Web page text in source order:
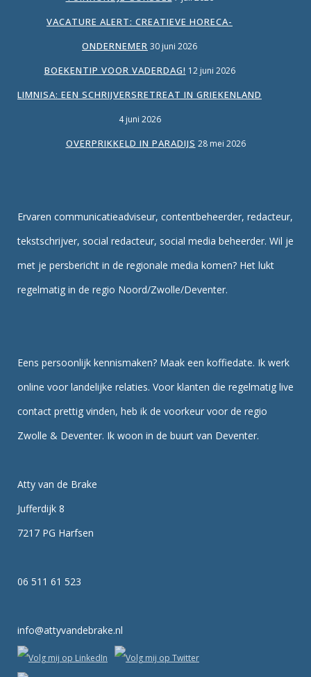
VACATURE ALERT: CREATIEVE HORECA-
ONDERNEMER 30 juni 2026
BOEKENTIP VOOR VADERDAG! 12 juni 2026
LIMNISA: EEN SCHRIJVERSRETREAT IN GRIEKENLAND
4 juni 2026
OVERPRIKKELD IN PARADIJS 28 mei 2026
Ervaren communicatieadviseur, contentbeheerder, redacteur,
tekstschrijver, social redacteur, social media beheerder. Wil je
met je persbericht in de regionale media komen? Het lukt
regelmatig in de regio Noord/Zwolle/Deventer.
Eens persoonlijk kennismaken? Maak een koffiedate. Ik werk
online voor landelijke relaties. Voor klanten die regelmatig live
contact prettig vinden, heb ik de voorkeur voor de regio
Zwolle & Deventer. Ik woon in de buurt van Deventer.
Atty van de Brake
Jufferdijk 8
7217 PG Harfsen
06 511 61 523
info@attyvandebrake.nl